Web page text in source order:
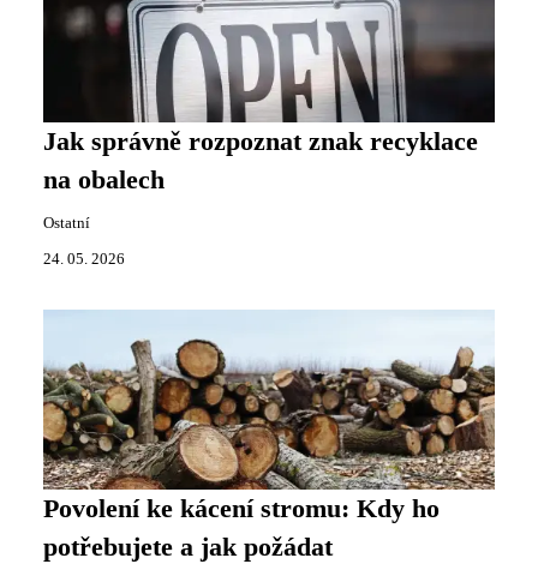
Jak správně rozpoznat znak recyklace
na obalech
Ostatní
24. 05. 2026
Povolení ke kácení stromu: Kdy ho
potřebujete a jak požádat